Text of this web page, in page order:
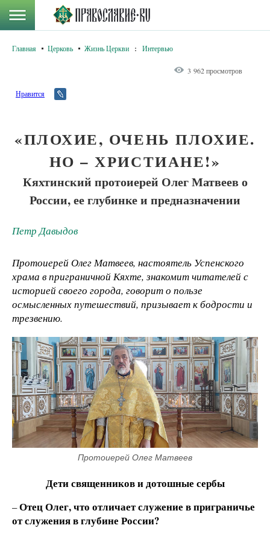
Главная Церковь Жизнь Церкви : Интервью
3 962 просмотров
Нравится
«ПЛОХИЕ, ОЧЕНЬ ПЛОХИЕ.
НО – ХРИСТИАНЕ!»
Кяхтинский протоиерей Олег Матвеев о
России, ее глубинке и предназначении
Петр Давыдов
Протоиерей Олег Матвеев, настоятель Успенского
храма в приграничной Кяхте, знакомит читателей с
историей своего города, говорит о пользе
осмысленных путешествий, призывает к бодрости и
трезвению.
Протоиерей Олег Матвеев
Дети священников и дотошные сербы
–Отец Олег, что отличает служение в приграничье
от служения в глубине России?